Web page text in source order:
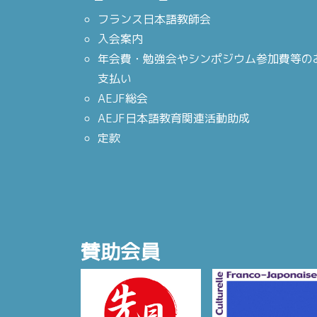
フランス日本語教師会
入会案内
年会費・勉強会やシンポジウム参加費等の
支払い
AEJF総会
AEJF日本語教育関連活動助成
定款
賛助会員